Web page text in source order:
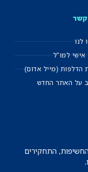
קשר
לנו
אישי למו"ל
הדלפות (מייל אדום)
על האתר החדש
התחקירים